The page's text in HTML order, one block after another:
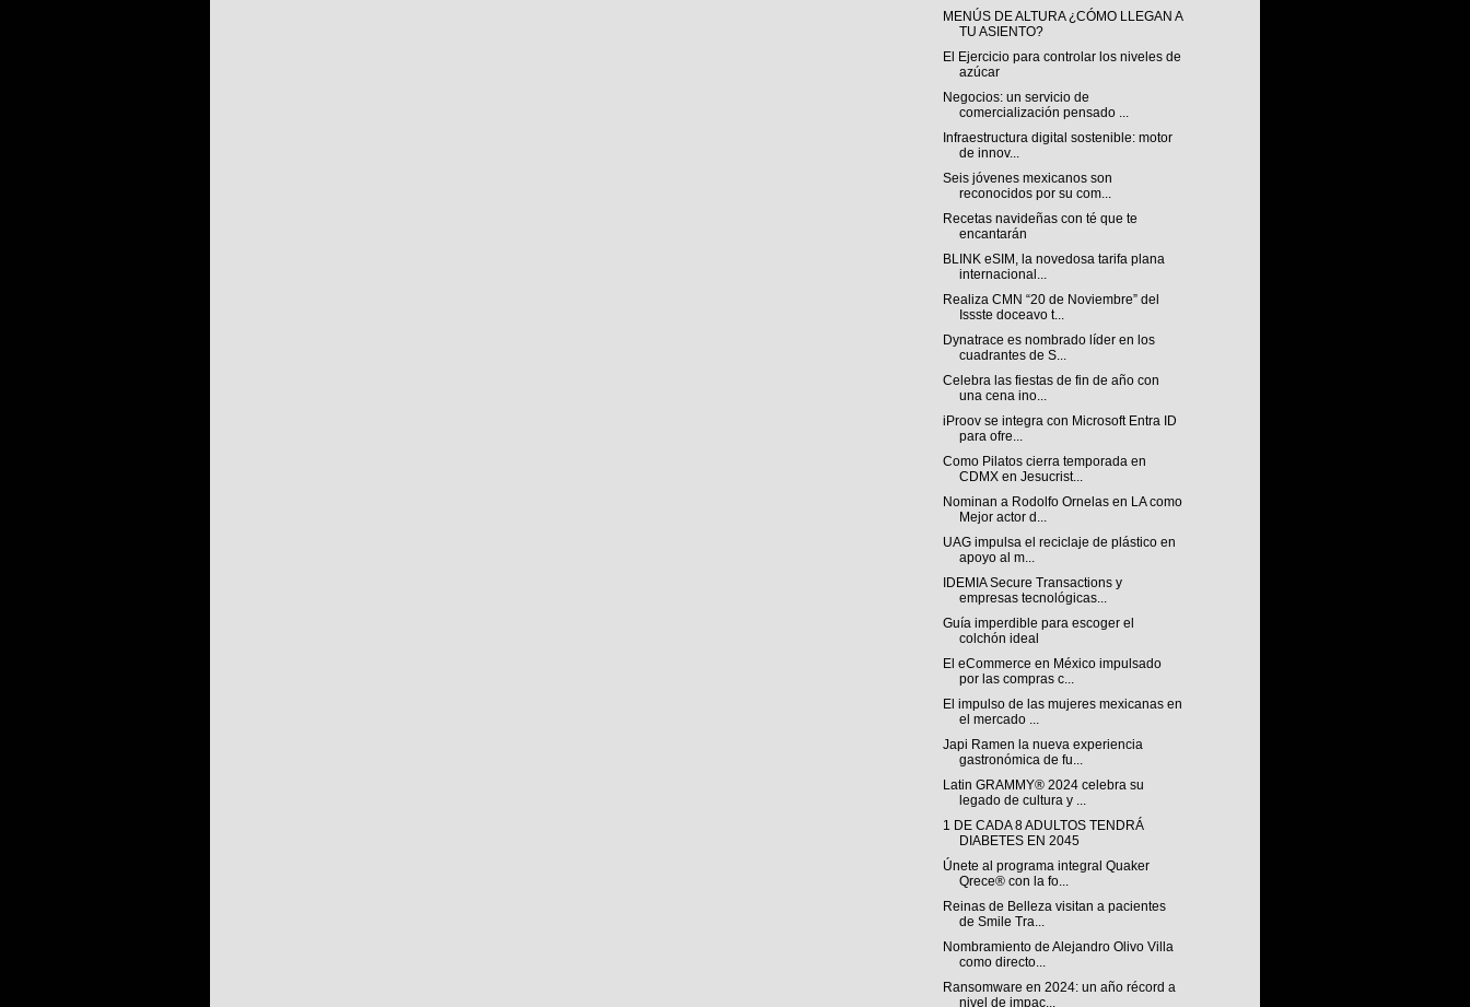
MENÚS DE ALTURA ¿CÓMO LLEGAN A
TU ASIENTO?
El Ejercicio para controlar los niveles de
azúcar
Negocios: un servicio de
comercialización pensado ...
Infraestructura digital sostenible: motor
de innov...
Seis jóvenes mexicanos son
reconocidos por su com...
Recetas navideñas con té que te
encantarán
BLINK eSIM, la novedosa tarifa plana
internacional...
Realiza CMN “20 de Noviembre” del
Issste doceavo t...
Dynatrace es nombrado líder en los
cuadrantes de S...
Celebra las fiestas de fin de año con
una cena ino...
iProov se integra con Microsoft Entra ID
para ofre...
Como Pilatos cierra temporada en
CDMX en Jesucrist...
Nominan a Rodolfo Ornelas en LA como
Mejor actor d...
UAG impulsa el reciclaje de plástico en
apoyo al m...
IDEMIA Secure Transactions y
empresas tecnológicas...
Guía imperdible para escoger el
colchón ideal
El eCommerce en México impulsado
por las compras c...
El impulso de las mujeres mexicanas en
el mercado ...
Japi Ramen la nueva experiencia
gastronómica de fu...
Latin GRAMMY® 2024 celebra su
legado de cultura y ...
1 DE CADA 8 ADULTOS TENDRÁ
DIABETES EN 2045
Únete al programa integral Quaker
Qrece® con la fo...
Reinas de Belleza visitan a pacientes
de Smile Tra...
Nombramiento de Alejandro Olivo Villa
como directo...
Ransomware en 2024: un año récord a
nivel de impac...